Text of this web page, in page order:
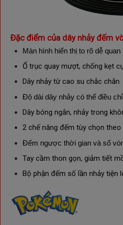
Đặc điểm của dây nhảy đếm
Màn hình hiển thị to rõ dễ quan
Ổ trục quay mượt, chống kẹt
Dây nhảy từ cao su chắc chắn
Độ dài dây nhảy có thể điều
Dây bóng ngắn, nhảy trong
2 chế năng đếm tùy chọn theo
Đếm ngược thời gian và số
Tay cầm thon gọn, giảm tiết
Bộ phận đếm số lần nhảy tiện